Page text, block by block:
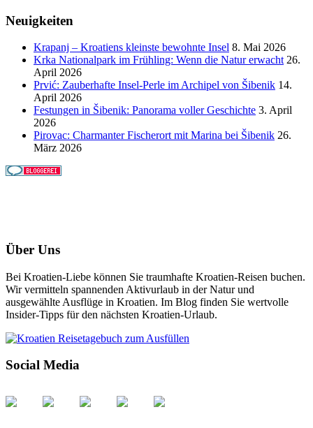
Neuigkeiten
Krapanj – Kroatiens kleinste bewohnte Insel 8. Mai 2026
Krka Nationalpark im Frühling: Wenn die Natur erwacht 26.
April 2026
Prvić: Zauberhafte Insel-Perle im Archipel von Šibenik 14.
April 2026
Festungen in Šibenik: Panorama voller Geschichte 3. April
2026
Pirovac: Charmanter Fischerort mit Marina bei Šibenik 26.
März 2026
Über Uns
Bei Kroatien-Liebe können Sie traumhafte Kroatien-Reisen buchen.
Wir vermitteln spannenden Aktivurlaub in der Natur und
ausgewählte Ausflüge in Kroatien. Im Blog finden Sie wertvolle
Insider-Tipps für den nächsten Kroatien-Urlaub.
Social Media